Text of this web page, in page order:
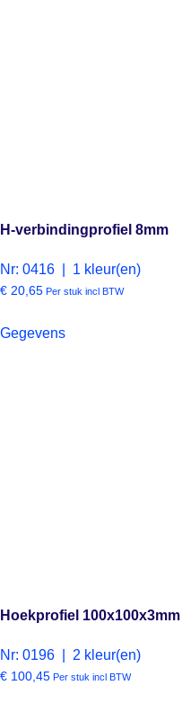
H-verbindingprofiel 8mm
Nr: 0416 | 1 kleur(en)
€ 20,65 Per stuk incl BTW
Gegevens
Hoekprofiel 100x100x3mm
Nr: 0196 | 2 kleur(en)
€ 100,45 Per stuk incl BTW